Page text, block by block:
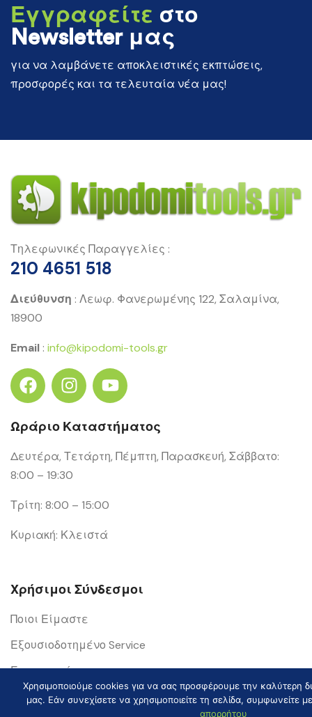
Εγγραφείτε στο
Newsletter μας
για να λαμβάνετε αποκλειστικές εκπτώσεις,
προσφορές και τα τελευταία νέα μας!
Τηλεφωνικές Παραγγελίες :
210 4651 518
Διεύθυνση : Λεωφ. Φανερωμένης 122, Σαλαμίνα,
18900
Email : info@kipodomi-tools.gr
Ωράριο Καταστήματος
Δευτέρα, Τετάρτη, Πέμπτη, Παρασκευή, Σάββατο:
8:00 – 19:30
Τρίτη: 8:00 – 15:00
Κυριακή: Κλειστά
Χρήσιμοι Σύνδεσμοι
Ποιοι Είμαστε
Εξουσιοδοτημένο Service
Επικοινωνία
Τρόποι Πληρωμής
Χρησιμοποιούμε cookies για να σας προσφέρουμε την καλύτερη
μας. Εάν συνεχίσετε να χρησιμοποιείτε τη σελίδα, συμφωνείτε
απορρήτου